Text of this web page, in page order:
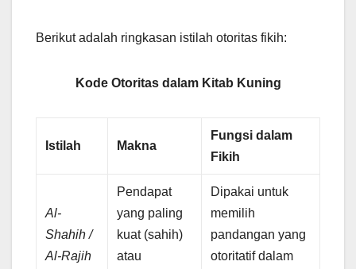
Berikut adalah ringkasan istilah otoritas fikih:
Kode Otoritas dalam Kitab Kuning
Istilah Makna
Fungsi dalam
Fikih
Al-
Shahih /
Al-Rajih
Pendapat
yang paling
kuat (sahih)
atau
Dipakai untuk
memilih
pandangan yang
otoritatif dalam